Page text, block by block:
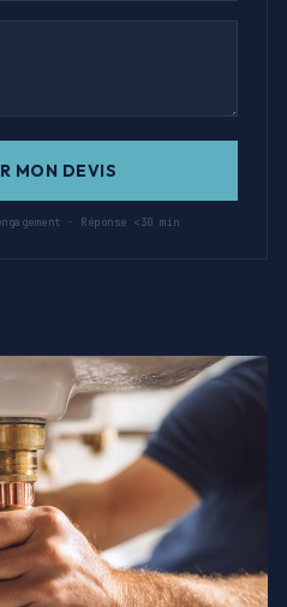
MON DEVIS
· Réponse <30 min